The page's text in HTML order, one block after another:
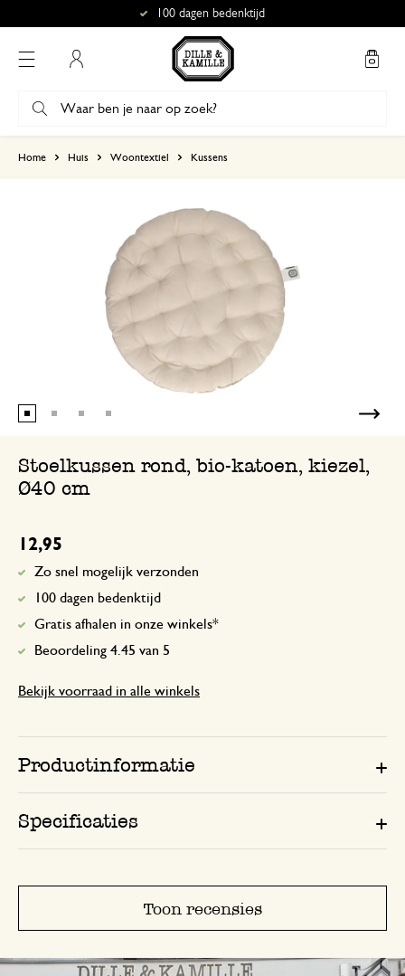
100 dagen bedenktijd
Home Huis Woontextiel Kussens
Stoelkussen rond, bio-katoen, kiezel,
Ø40 cm
12,95
Zo snel mogelijk verzonden
100 dagen bedenktijd
Gratis afhalen in onze winkels*
Beoordeling 4.45 van 5
Bekijk voorraad in alle winkels
Productinformatie
Specificaties
Toon recensies
3
2
Prachtige kussens